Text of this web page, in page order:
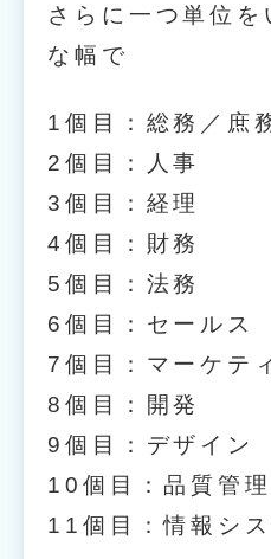
さらに一つ単位
な幅で
1個目：総務／庶
2個目：人事
3個目：経理
4個目：財務
5個目：法務
6個目：セールス
7個目：マーケテ
8個目：開発
9個目：デザイン
10個目：品質管理
11個目：情報シ